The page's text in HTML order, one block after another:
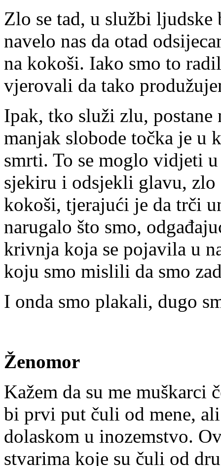
Zlo se tad, u službi ljudske
navelo nas da otad
na kokoši. Iako smo to
vjerovali da tako
Ipak, tko služi zlu,
manjak slobode točka je u
smrti. To se moglo vidjeti
sjekiru i odsjekli glavu, zlo
kokoši, tjerajući je da trči
narugalo što smo,
krivnja koja se pojavila u
koju smo mislili da smo
I onda smo plakali, dugo
Ženomor
Kažem da su me muškarci
bi prvi put čuli od mene,
dolaskom u inozemstvo.
stvarima koje su čuli od